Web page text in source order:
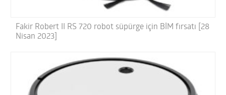
Fakir Robert II RS 720 robot süpürge için BİM fırsatı [28
Nisan 2023]